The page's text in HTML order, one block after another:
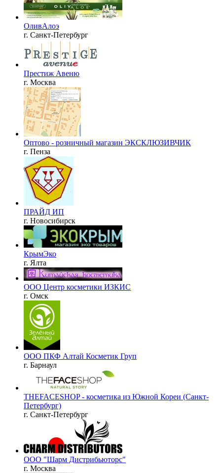
ОливАлоэ
г. Санкт-Петербург
Престиж Авеню
г. Москва
Оптово - розничный магазин ЭКСКЛЮЗИВЧИК
г. Пенза
ПРАЙД ИП
г. Новосибирск
КрымЭко
г. Ялта
ООО Центр косметики ИЗКИС
г. Омск
ООО ПКФ Алтай Косметик Груп
г. Барнаул
THEFACESHOP - косметика из Южной Кореи (Санкт-
Петербург)
г. Санкт-Петербург
ООО "Шарм Дистрибьюторс"
г. Москва